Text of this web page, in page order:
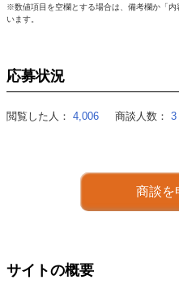
※数値項目を空欄とする場合は、備考欄か「
います。
応募状況
閲覧した人： 4,006 商談人数： 3
商談を
サイトの概要